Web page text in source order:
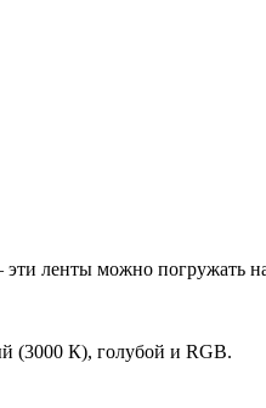
ленты можно погружать
(3000 К), голубой и RGB.